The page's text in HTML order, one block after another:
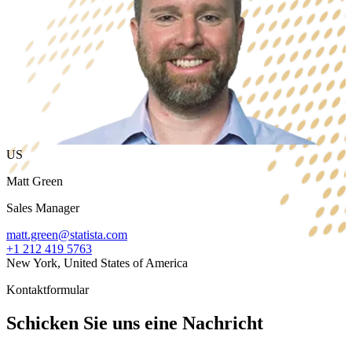
US
Matt Green
Sales Manager
matt.green@statista.com
+1 212 419 5763
New York, United States of America
Kontaktformular
Schicken Sie uns eine Nachricht